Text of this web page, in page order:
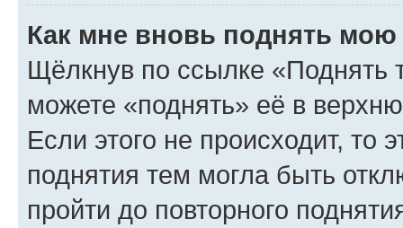
Как мне вновь поднять мою
Щёлкнув по ссылке «Поднять
можете «поднять» её в
Если этого не происходит, то
поднятия тем могла быть
пройти до повторного